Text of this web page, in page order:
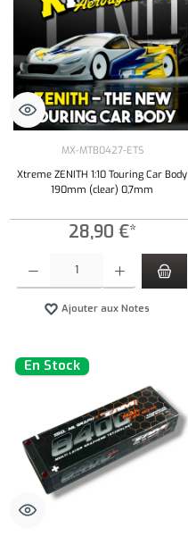
MX-MTB0427-ETS
Xtreme ZENITH 1:10 Touring Car Body
190mm (clear) 0,7mm
28,90 €*
Ajouter aux Notes
En Stock